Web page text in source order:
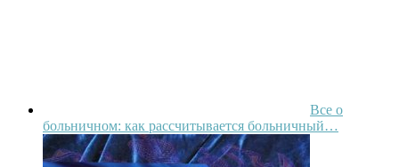
Все о
больничном: как рассчитывается больничный…